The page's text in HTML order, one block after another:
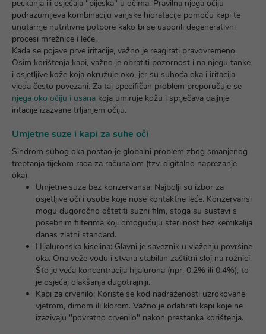
peckanja ili osjećaja "pijeska" u očima. Pravilna njega očiju
podrazumijeva kombinaciju vanjske hidratacije pomoću kapi te
unutarnje nutritivne potpore kako bi se usporili degenerativni
procesi mrežnice i leće.
Kada se pojave prve iritacije, važno je reagirati pravovremeno.
Osim korištenja kapi, važno je obratiti pozornost i na njegu tanke
i osjetljive kože koja okružuje oko, jer su suhoća oka i iritacija
vjeđa često povezani. Za taj specifičan problem preporučuje se
njega oko očiju i usana koja umiruje kožu i sprječava daljnje
iritacije izazvane trljanjem očiju.
Umjetne suze i kapi za suhe oči
Sindrom suhog oka postao je globalni problem zbog smanjenog
treptanja tijekom rada za računalom (tzv. digitalno naprezanje
oka).
Umjetne suze bez konzervansa: Najbolji su izbor za
osjetljive oči i osobe koje nose kontaktne leće. Konzervansi
mogu dugoročno oštetiti suzni film, stoga su sustavi s
posebnim filterima koji omogućuju sterilnost bez kemikalija
danas zlatni standard.
Hijaluronska kiselina: Glavni je saveznik u vlaženju površine
oka. Ona veže vodu i stvara stabilan zaštitni sloj na rožnici.
Što je veća koncentracija hijalurona (npr. 0.2% ili 0.4%), to
je osjećaj olakšanja dugotrajniji.
Kapi za crvenilo: Koriste se kod nadraženosti uzrokovane
vjetrom, dimom ili klorom. Važno je odabrati kapi koje ne
izazivaju "povratno crvenilo" nakon prestanka korištenja.